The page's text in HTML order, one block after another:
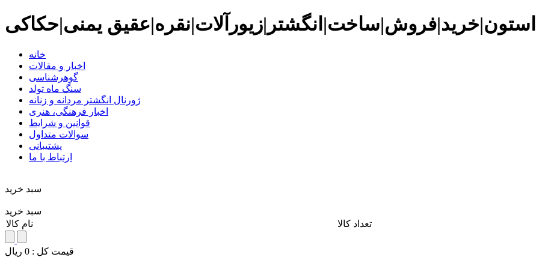
استون|خرید|فروش|ساخت|انگشتر|زیورآلات|نقره|عقیق یمنی|حکاکی
خانه
اخبار و مقالات
گوهرشناسی
سنگ ماه تولد
ژورنال انگشتر مردانه و زنانه
اخبار فرهنگی، هنری
قوانین و شرایط
سوالات متداول
پشتیبانی
ارتباط با ما
سبد خريد
سبد خرید
نام کالا
تعداد کالا
قيمت کل : 0 ريال